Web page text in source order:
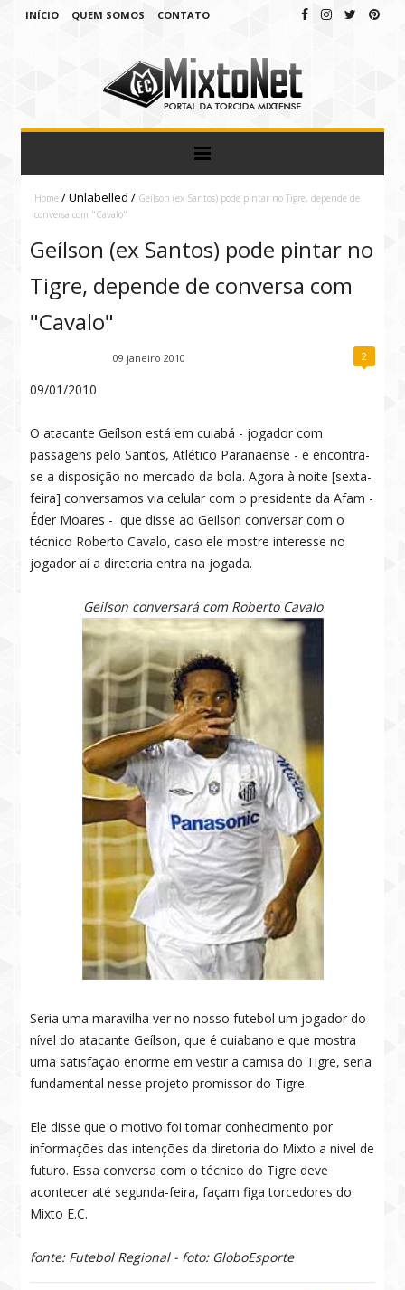
INÍCIO QUEM SOMOS CONTATO
Home /Unlabelled/ Geílson (ex Santos) pode pintar no Tigre, depende de
conversa com "Cavalo"
Geílson (ex Santos) pode pintar no
Tigre, depende de conversa com
"Cavalo"
09 janeiro 2010 2
09/01/2010
O atacante Geílson está em cuiabá - jogador com
passagens pelo Santos, Atlético Paranaense - e encontra-
se a disposição no mercado da bola. Agora à noite [sexta-
feira] conversamos via celular com o presidente da Afam -
Éder Moares - que disse ao Geilson conversar com o
técnico Roberto Cavalo, caso ele mostre interesse no
jogador aí a diretoria entra na jogada.
Geilson conversará com Roberto Cavalo
Seria uma maravilha ver no nosso futebol um jogador do
nível do atacante Geílson, que é cuiabano e que mostra
uma satisfação enorme em vestir a camisa do Tigre, seria
fundamental nesse projeto promissor do Tigre.
Ele disse que o motivo foi tomar conhecimento por
informações das intenções da diretoria do Mixto a nivel de
futuro. Essa conversa com o técnico do Tigre deve
acontecer até segunda-feira, façam figa torcedores do
Mixto E.C.
fonte: Futebol Regional - foto: GloboEsporte